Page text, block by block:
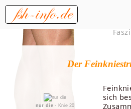
Der
nur die- Knie 20
sich